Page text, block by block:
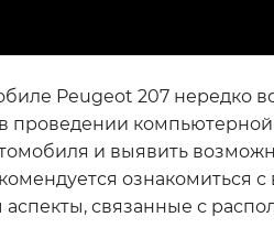
Peugeot 207 нередко
проведении компьютерной
и выявить
ознакомиться
связанные с